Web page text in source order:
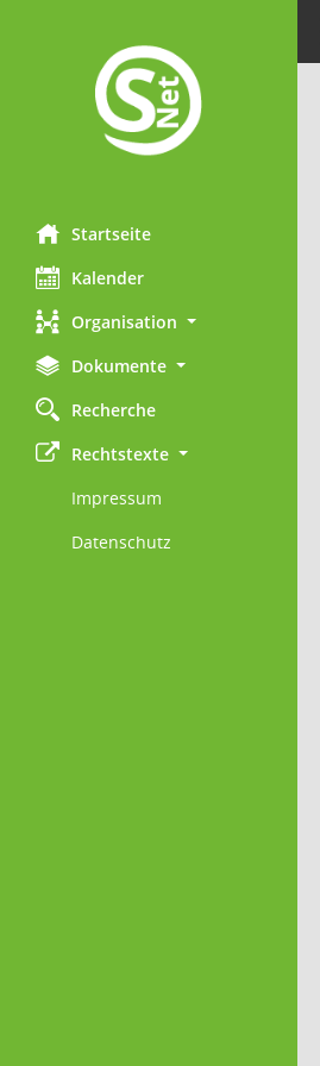
Startseite
Kalender
Organisation
Dokumente
Recherche
Rechtstexte
Impressum
Datenschutz